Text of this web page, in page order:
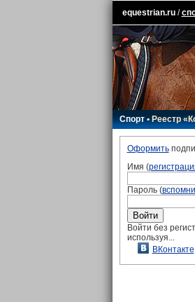
equestrian.ru/
Спорт•Реестр
Оформить
Имя (
Пароль (
Войти без
используя...
ВКонтакте